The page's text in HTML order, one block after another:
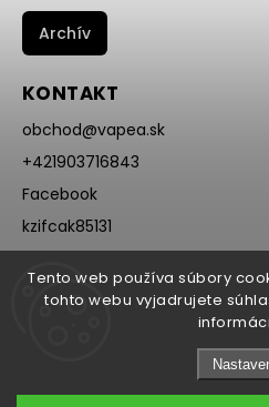
Tento web používa súbory
tohto webu vyjadrujete
Archív
KONTAKT
obchod@vapea.sk
+421903716843
Facebook
kzifcak85131
Instagram
@vapea.slovensko